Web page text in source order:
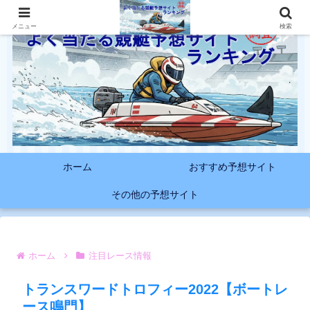
ホーム おすすめ予想サイト
その他の予想サイト
ホーム 注目レース情報
トランスワードトロフィー2022【ボートレ
ース鳴門】
メニュー 検索